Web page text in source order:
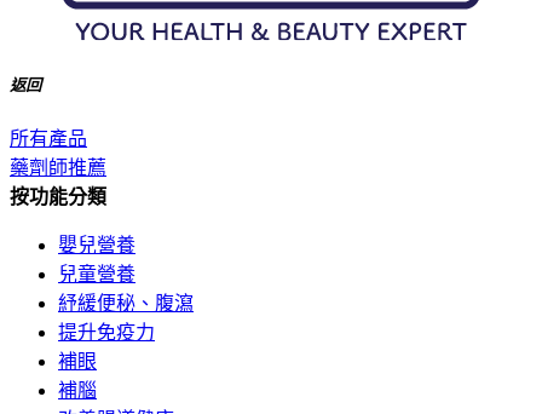
返回
所有產品
藥劑師推薦
按功能分類
嬰兒營養
兒童營養
紓緩便秘、腹瀉
提升免疫力
補眼
補腦